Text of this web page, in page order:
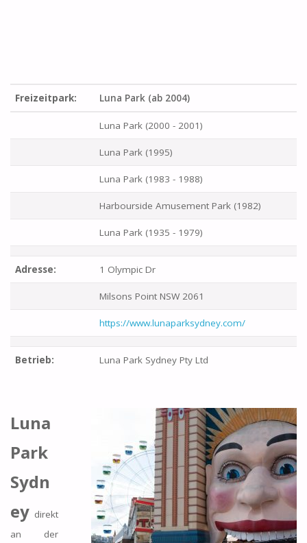
Freizeitpark: Luna Park (ab 2004)
Luna Park (2000 - 2001)
Luna Park (1995)
Luna Park (1983 - 1988)
Harbourside Amusement Park (1982)
Luna Park (1935 - 1979)
Adresse: 1 Olympic Dr
Milsons Point NSW 2061
https://www.lunaparksydney.com/
Betrieb: Luna Park Sydney Pty Ltd
Luna
Park
Sydn
eydirekt
an der